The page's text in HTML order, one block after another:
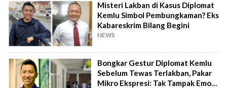
Misteri Lakban di Kasus Diplomat
Kemlu Simbol Pembungkaman? Eks
Kabareskrim Bilang Begini
NEWS
Bongkar Gestur Diplomat Kemlu
Sebelum Tewas Terlakban, Pakar
Mikro Ekspresi: Tak Tampak Emosi